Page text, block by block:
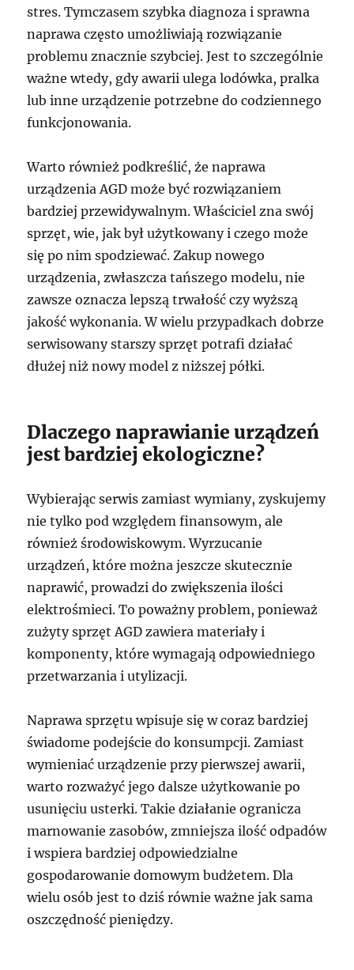
stres. Tymczasem szybka diagnoza i sprawna
naprawa często umożliwiają rozwiązanie
problemu znacznie szybciej. Jest to szczególnie
ważne wtedy, gdy awarii ulega lodówka, pralka
lub inne urządzenie potrzebne do codziennego
funkcjonowania.
Warto również podkreślić, że naprawa
urządzenia AGD może być rozwiązaniem
bardziej przewidywalnym. Właściciel zna swój
sprzęt, wie, jak był użytkowany i czego może
się po nim spodziewać. Zakup nowego
urządzenia, zwłaszcza tańszego modelu, nie
zawsze oznacza lepszą trwałość czy wyższą
jakość wykonania. W wielu przypadkach dobrze
serwisowany starszy sprzęt potrafi działać
dłużej niż nowy model z niższej półki.
Dlaczego naprawianie urządzeń
jest bardziej ekologiczne?
Wybierając serwis zamiast wymiany, zyskujemy
nie tylko pod względem finansowym, ale
również środowiskowym. Wyrzucanie
urządzeń, które można jeszcze skutecznie
naprawić, prowadzi do zwiększenia ilości
elektrośmieci. To poważny problem, ponieważ
zużyty sprzęt AGD zawiera materiały i
komponenty, które wymagają odpowiedniego
przetwarzania i utylizacji.
Naprawa sprzętu wpisuje się w coraz bardziej
świadome podejście do konsumpcji. Zamiast
wymieniać urządzenie przy pierwszej awarii,
warto rozważyć jego dalsze użytkowanie po
usunięciu usterki. Takie działanie ogranicza
marnowanie zasobów, zmniejsza ilość odpadów
i wspiera bardziej odpowiedzialne
gospodarowanie domowym budżetem. Dla
wielu osób jest to dziś równie ważne jak sama
oszczędność pieniędzy.